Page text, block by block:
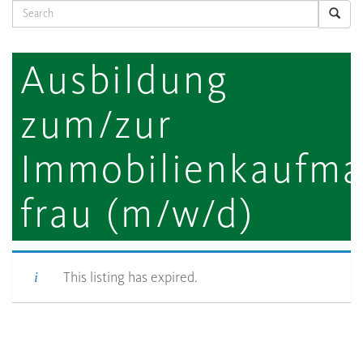
Search
Ausbildung
zum/zur
frau (m/w/d)
This listing has expired.